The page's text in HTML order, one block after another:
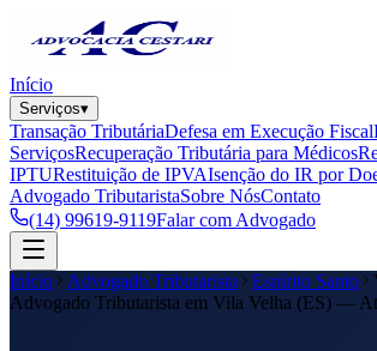
Início
Serviços▾
Transação TributáriaDefesa em Execução Fiscal
ServiçosRecuperação Tributária para Médicos
IPTURestituição de IPVAIsenção do IR por
Advogado TributaristaSobre NósContato
(14) 99619-9119Falar com Advogado
Início Advogado Tributarista Espírito Santo
Advogado Tributarista em Vila Velha (ES) —